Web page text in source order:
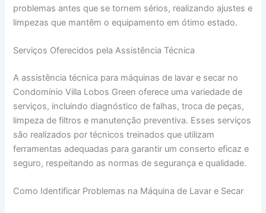
problemas antes que se tornem sérios, realizando ajustes e
limpezas que mantêm o equipamento em ótimo estado.
Serviços Oferecidos pela Assistência Técnica
A assistência técnica para máquinas de lavar e secar no
Condomínio Villa Lobos Green oferece uma variedade de
serviços, incluindo diagnóstico de falhas, troca de peças,
limpeza de filtros e manutenção preventiva. Esses serviços
são realizados por técnicos treinados que utilizam
ferramentas adequadas para garantir um conserto eficaz e
seguro, respeitando as normas de segurança e qualidade.
Como Identificar Problemas na Máquina de Lavar e Secar